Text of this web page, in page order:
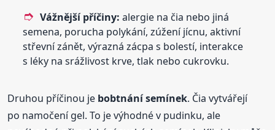
Vážnější příčiny: alergie na čia nebo jiná
semena, porucha polykání, zúžení jícnu, aktivní
střevní zánět, výrazná zácpa s bolestí, interakce
s léky na srážlivost krve, tlak nebo cukrovku.
Druhou příčinou je bobtnání semínek. Čia vytvářejí
po namočení gel. To je výhodné v pudinku, ale